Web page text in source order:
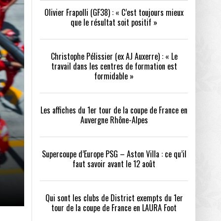
- 24/07/2026
- 21/07/2026
a tenu toutes ses promesses - 04/07/2026
PSG – ASTON VILLA :
AVANT LE 12 AOÛT
QUI SONT LES CLUBS DE DISTRICT EXEMPTS
DU 1ER TOUR DE LA COUPE DE FRANCE EN
LAURA FOOT
Olivier Frapolli (GF38) : « C’est toujours mieux
que le résultat soit positif »
Christophe Pélissier (ex AJ Auxerre) : « Le
travail dans les centres de formation est
formidable »
Les affiches du 1er tour de la coupe de France en
Auvergne Rhône-Alpes
Supercoupe d’Europe PSG – Aston Villa : ce qu’il
faut savoir avant le 12 août
Qui sont les clubs de District exempts du 1er
tour de la coupe de France en LAURA Foot